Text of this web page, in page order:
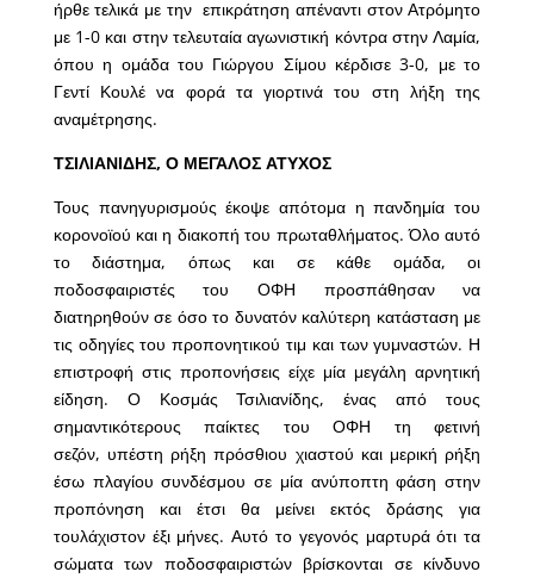
ήρθε τελικά με την επικράτηση απέναντι στον Ατρόμητο
με 1-0 και στην τελευταία αγωνιστική κόντρα στην Λαμία,
όπου η ομάδα του Γιώργου Σίμου κέρδισε 3-0, με το
Γεντί Κουλέ να φορά τα γιορτινά του στη λήξη της
αναμέτρησης.
ΤΣΙΛΙΑΝΙΔΗΣ, Ο ΜΕΓΑΛΟΣ ΑΤΥΧΟΣ
Τους πανηγυρισμούς έκοψε απότομα η πανδημία του
κορονοϊού και η διακοπή του πρωταθλήματος. Όλο αυτό
το διάστημα, όπως και σε κάθε ομάδα, οι
ποδοσφαιριστές του ΟΦΗ προσπάθησαν να
διατηρηθούν σε όσο το δυνατόν καλύτερη κατάσταση με
τις οδηγίες του προπονητικού τιμ και των γυμναστών. Η
επιστροφή στις προπονήσεις είχε μία μεγάλη αρνητική
είδηση. Ο Κοσμάς Τσιλιανίδης, ένας από τους
σημαντικότερους παίκτες του ΟΦΗ τη φετινή
σεζόν, υπέστη ρήξη πρόσθιου χιαστού και μερική ρήξη
έσω πλαγίου συνδέσμου σε μία ανύποπτη φάση στην
προπόνηση και έτσι θα μείνει εκτός δράσης για
τουλάχιστον έξι μήνες. Αυτό το γεγονός μαρτυρά ότι τα
σώματα των ποδοσφαιριστών βρίσκονται σε κίνδυνο